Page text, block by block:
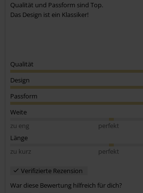
Qualität und Passform sind Top.
Das Design ist ein Klassiker!
Qualität
Design
Passform
Weite
zu eng
perfekt
Länge
zu kurz
perfekt
Verifizierte Rezension
War diese Bewertung hilfreich für dich?